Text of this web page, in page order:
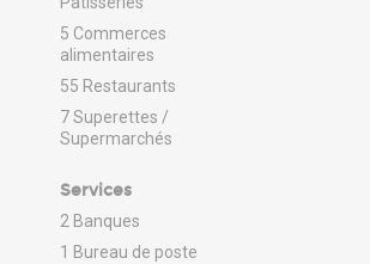
5 Commerces
alimentaires
55 Restaurants
7 Superettes /
Supermarchés
Services
2 Banques
1 Bureau de poste